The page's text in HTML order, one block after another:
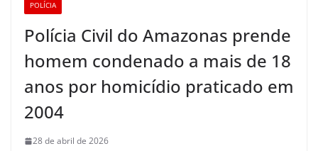
POLÍCIA
Polícia Civil do Amazonas prende
homem condenado a mais de 18
anos por homicídio praticado em
2004
28 de abril de 2026